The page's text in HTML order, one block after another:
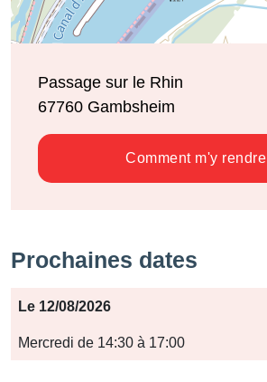
Passage sur le Rhin
67760 Gambsheim
Comment m'y
Prochaines dates
Période
Jours
Le 12/08/2026
Mercredi de 14:30 à 17:00